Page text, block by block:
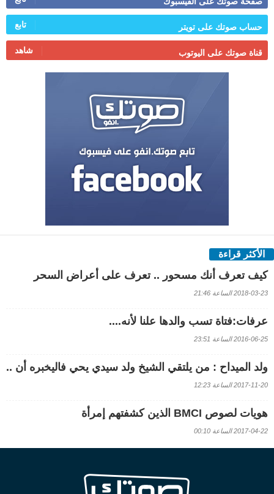
حساب صوتك على تويتر تابع
قناة صوتك على اليوتوب شاهد
الأكثر قراءة
كيف تعرف أنك مسحور .. تعرف على أعراض السحر
2018-03-23 الساعة 21:46
عرفات:فتاة تسب والدها علنا لأنه....
2016-06-25 الساعة 23:51
ولد الميداح : من يلتقي الشيخ ولد سيدي يحي فاليخبره أن ..
2017-11-20 الساعة 12:23
هويات لصوص BMCI الذين كشفتهم إمرأة
2017-04-22 الساعة 00:10